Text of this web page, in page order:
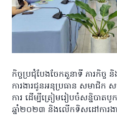
កិច្ចប្រជុំបែងចែកតួនាទី ភារកិច្ច
ការងារជូនអនុប្រធាន សមាជិក
ការ ដើម្បីត្រៀមរៀបចំសន្និបាត
ឆ្នាំ២០២៣ និងលើកទិសដៅការង